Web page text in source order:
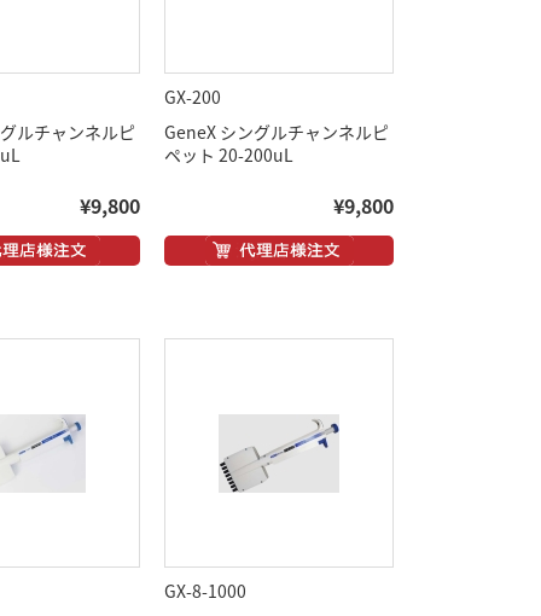
ルチャンネルピ
¥9,800
GX-200
GeneX シングルチャンネルピ
ペット 20-200uL
¥9,800
GX-8-1000